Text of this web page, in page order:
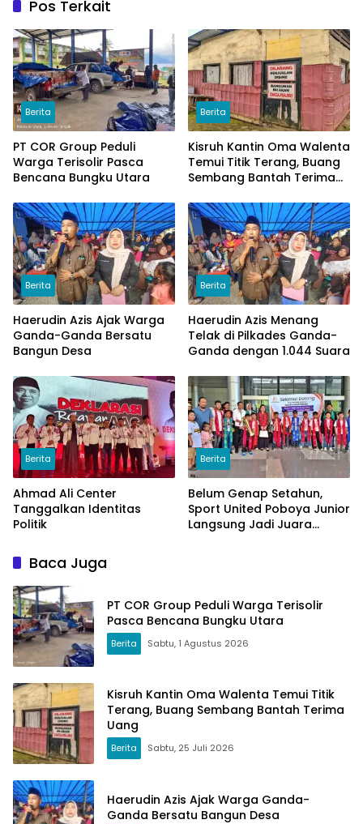
Pos Terkait
Berita
PT COR Group Peduli
Warga Terisolir Pasca
Bencana Bungku Utara
Berita
Kisruh Kantin Oma Walenta
Temui Titik Terang, Buang
Sembang Bantah Terima
Berita
Haerudin Azis Ajak Warga
Ganda-Ganda Bersatu
Bangun Desa
Berita
Haerudin Azis Menang
Telak di Pilkades Ganda-
Ganda dengan 1.044 Suara
Berita
Ahmad Ali Center
Tanggalkan Identitas
Politik
Berita
Belum Genap Setahun,
Sport United Poboya Junior
Langsung Jadi Juara
Baca Juga
PT COR Group Peduli Warga Terisolir
Pasca Bencana Bungku Utara
Berita Sabtu, 1 Agustus 2026
Kisruh Kantin Oma Walenta Temui Titik
Terang, Buang Sembang Bantah Terima
Uang
Berita Sabtu, 25 Juli 2026
Haerudin Azis Ajak Warga Ganda-
Ganda Bersatu Bangun Desa